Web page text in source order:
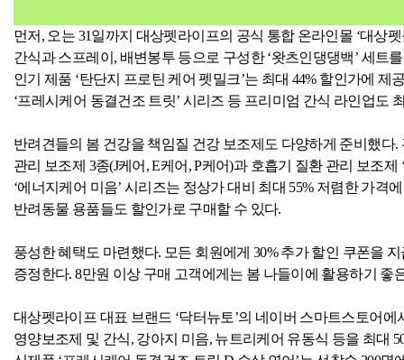
먼저 , 오는 31일까지 대상펫라이프의 공식 통합 온라인몰 ‘대상
간식과 스프레이 , 배변봉투 등으로 구성한 ‘왓츠인댕댕백’ 세트를
인기 제품 ‘탄단지 프로틴 케어 펫밀크’는 최대 44% 할인가에 제
‘프레시케어 동결건조 트릿’ 시리즈 등 프리미엄 간식 라인업도
반려견들의 봄 건강을 책임질 건강 보조제도 다양하게 준비했다.
관리 보조제 3종(J케어 , E케어 , P케어)과 호흡기 질환 관리 보조제
‘에너지케어 미음’ 시리즈는 정상가 대비 최대 55% 저렴한 가격
반려동물 용품들도 할인가로 구매할 수 있다.
풍성한 혜택도 마련했다. 모든 회원에게 30%추가 할인 쿠폰을
증정한다. 8만원 이상 구매 고객에게는 봄 나들이에 활용하기 좋
대상펫라이프 대표 브랜드 ‘닥터뉴토’의 네이버 스마트스토어에
영양보조제 및 간식, 강아지 미음, 뉴트리케어 유동식 등을 최대